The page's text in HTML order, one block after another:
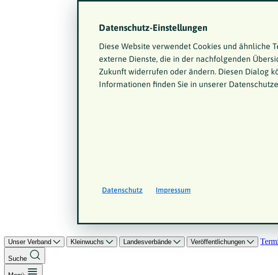
Unser Verband Kleinwuchs Landesverbände Veröffentlichungen
Suche
Datenschutz-Einstellungen
Diese Website verwendet Cookies und ähnliche
externe Dienste, die in der nachfolgenden
Zukunft widerrufen oder ändern. Diesen Dialog
Informationen finden Sie in unserer
Datenschutz Impressum